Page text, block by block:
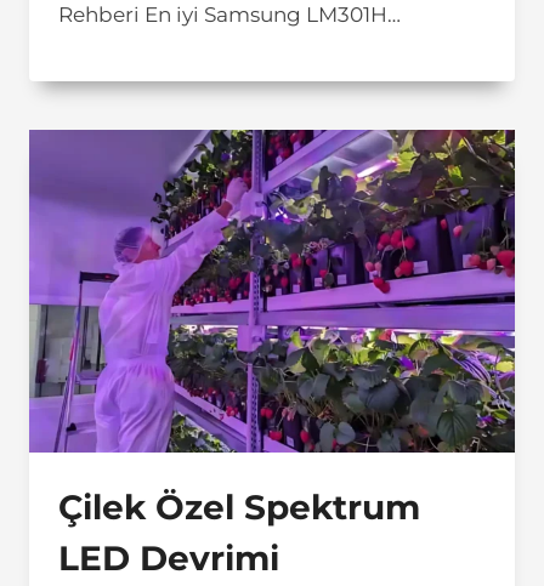
Rehberi En iyi Samsung LM301H…
Çilek Özel Spektrum
LED Devrimi